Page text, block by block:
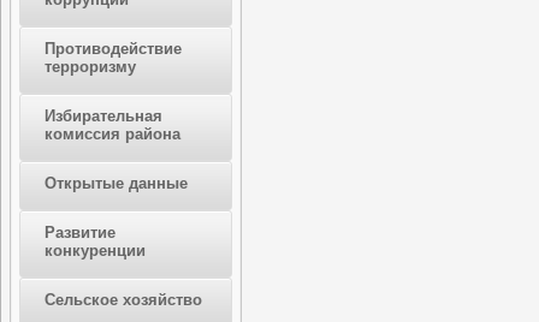
Противодействие
терроризму
Избирательная
комиссия района
Открытые данные
Развитие
конкуренции
Сельское хозяйство